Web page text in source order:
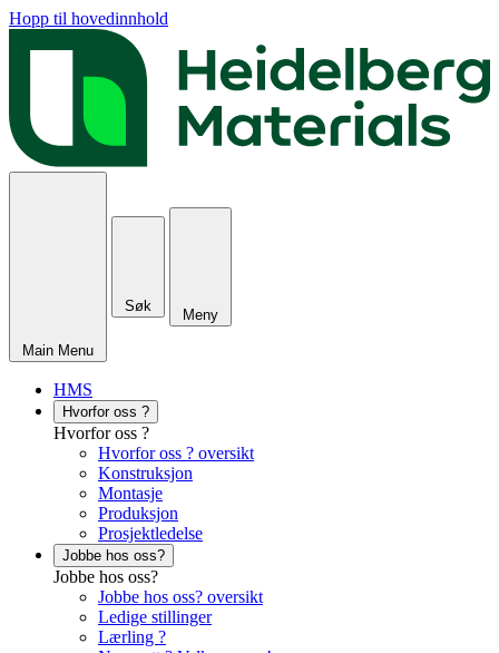
Hopp til hovedinnhold
Main Menu
Søk
Meny
HMS
Hvorfor oss ?
Hvorfor oss ?
Hvorfor oss ? oversikt
Konstruksjon
Montasje
Produksjon
Prosjektledelse
Jobbe hos oss?
Jobbe hos oss?
Jobbe hos oss? oversikt
Ledige stillinger
Lærling ?